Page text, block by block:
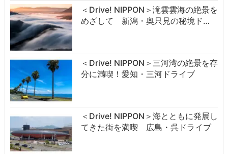
＜Drive! NIPPON＞滝雲雲海の絶景を
めざして 新潟・奥只見の秘境ド…
＜Drive! NIPPON＞三河湾の絶景を存
分に満喫！愛知・三河ドライブ
＜Drive! NIPPON＞海とともに発展し
てきた街を満喫 広島・呉ドライブ